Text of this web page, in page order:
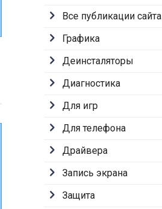
Все публикации сайта
Графика
Деинсталяторы
Диагностика
Для игр
Для телефона
Драйвера
Запись экрана
Защита